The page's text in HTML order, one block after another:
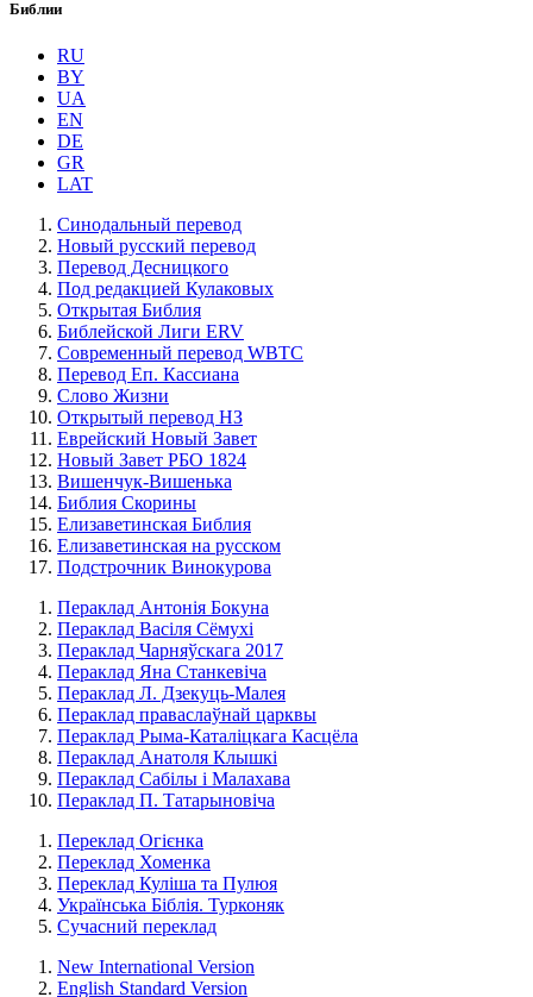
Библии
RU
BY
UA
EN
DE
GR
LAT
Синодальный перевод
Новый русский перевод
Перевод Десницкого
Под редакцией Кулаковых
Открытая Библия
Библейской Лиги ERV
Cовременный перевод WBTC
Перевод Еп. Кассиана
Слово Жизни
Открытый перевод НЗ
Еврейский Новый Завет
Новый Завет РБО 1824
Вишенчук-Вишенька
Библия Скорины
Елизаветинская Библия
Елизаветинская на русском
Подстрочник Винокурова
Пераклад Антонія Бокуна
Пераклад Васіля Сёмухі
Пераклад Чарняўскага 2017
Пераклад Яна Станкевіча
Пераклад Л. Дзекуць-Малея
Пераклад праваслаўнай царквы
Пераклад Рыма-Каталіцкага Касцёла
Пераклад Анатоля Клышкi
Пераклад Сабілы і Малахава
Пераклад П. Татарыновіча
Переклад Огієнка
Переклад Хоменка
Переклад Куліша та Пулюя
Українська Біблія. Турконяк
Сучасний переклад
New International Version
English Standard Version